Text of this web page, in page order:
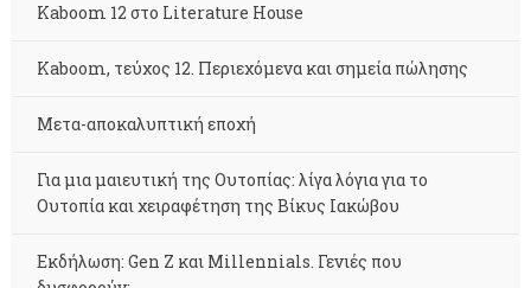
Kaboom 12 στο Literature House
Kaboom, τεύχος 12. Περιεχόμενα και σημεία πώλησης
Μετα-αποκαλυπτική εποχή
Για μια μαιευτική της Ουτοπίας: λίγα λόγια για το
Ουτοπία και χειραφέτηση της Βίκυς Ιακώβου
Εκδήλωση: Gen Z και Millennials. Γενιές που